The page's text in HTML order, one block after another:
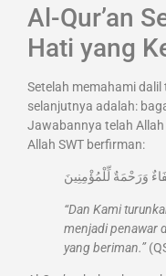
Al-Qur’an
Hati yang
Setelah memahami
selanjutnya adalah:
Jawabannya telah Allah
Allah SWT berfirman:
وَرَحْمَةٌ لِّلْمُؤْمِنِينَ
“Dan Kami
menjadi penawar
yang beriman.”